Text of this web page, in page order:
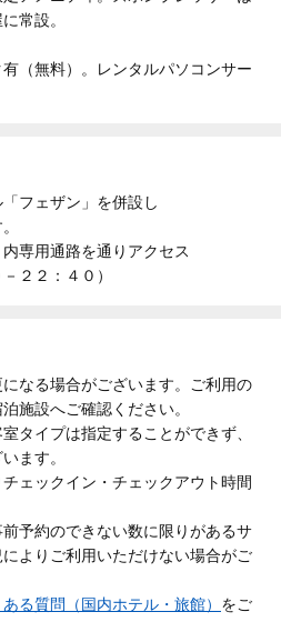
に常設。
（無料）。レンタルパソコンサー
フェザン」を併設し
専用通路を通りアクセス
２２：４０）
なる場合がございます。ご利用の
施設へご確認ください。
タイプは指定することができず、
ます。
ェックイン・チェックアウト時間
予約のできない数に限りがあるサ
よりご利用いただけない場合がご
ある質問（国内ホテル・旅館） をご